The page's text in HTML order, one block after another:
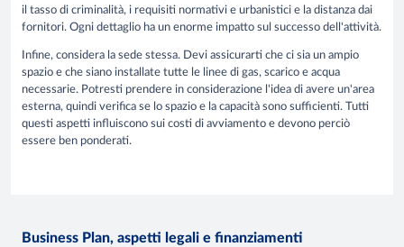
il tasso di criminalità, i requisiti normativi e urbanistici e la distanza dai
fornitori. Ogni dettaglio ha un enorme impatto sul successo dell'attività.
Infine, considera la sede stessa. Devi assicurarti che ci sia un ampio
spazio e che siano installate tutte le linee di gas, scarico e acqua
necessarie. Potresti prendere in considerazione l'idea di avere un'area
esterna, quindi verifica se lo spazio e la capacità sono sufficienti. Tutti
questi aspetti influiscono sui costi di avviamento e devono perciò
essere ben ponderati.
Business Plan, aspetti legali e finanziamenti